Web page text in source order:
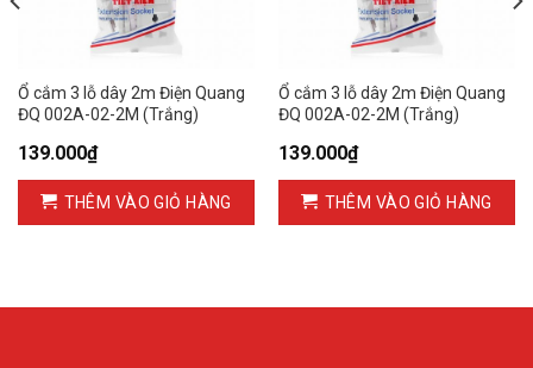
Ổ cắm 3 lỗ dây 2m Điện Quang
ĐQ 002A-02-2M (Trắng)
139.000₫
THÊM VÀO GIỎ HÀNG
Ổ cắm 3 lỗ dây 2m Điện Quang
ĐQ 002A-02-2M (Trắng)
139.000₫
THÊM VÀO GIỎ HÀNG